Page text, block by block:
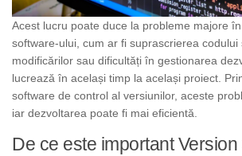
Acest lucru poate duce la probleme majore
software-ului, cum ar fi suprascrierea codului
modificărilor sau dificultăți în gestionarea
lucrează în același timp la același proiect.
software de control al versiunilor, aceste
iar dezvoltarea poate fi mai eficientă.
De ce este important Version